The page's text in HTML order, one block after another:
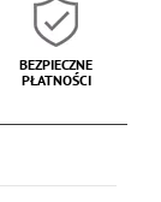
BEZPIECZNE
PŁATNOŚCI